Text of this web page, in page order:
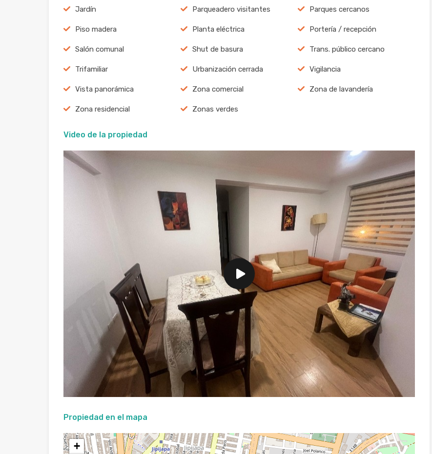
Jardín Parqueadero visitantes Parques cercanos
Piso madera Planta eléctrica Portería / recepción
Salón comunal Shut de basura Trans. público cercano
Trifamiliar Urbanización cerrada Vigilancia
Vista panorámica Zona comercial Zona de lavandería
Zona residencial Zonas verdes
Video de la propiedad
Propiedad en el mapa
+